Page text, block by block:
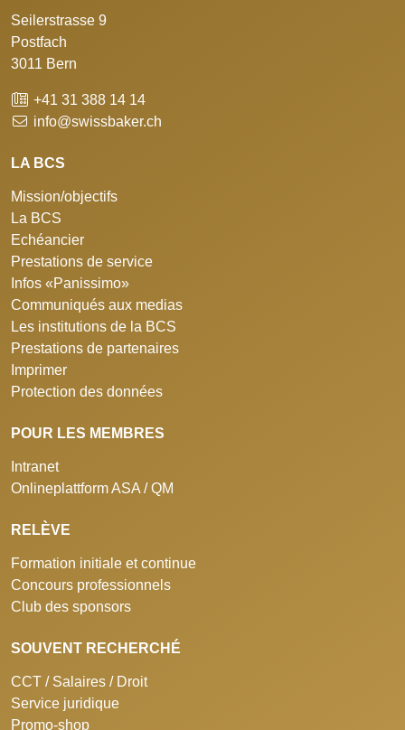
Seilerstrasse 9
Postfach
3011 Bern
+41 31 388 14 14
info@swissbaker.ch
LA BCS
Mission/objectifs
La BCS
Echéancier
Prestations de service
Infos «Panissimo»
Communiqués aux medias
Les institutions de la BCS
Prestations de partenaires
Imprimer
Protection des données
POUR LES MEMBRES
Intranet
Onlineplattform ASA / QM
RELÈVE
Formation initiale et continue
Concours professionnels
Club des sponsors
SOUVENT RECHERCHÉ
CCT / Salaires / Droit
Service juridique
Promo-shop